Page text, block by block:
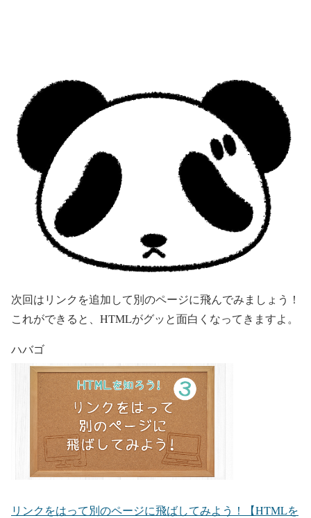
次回はリンクを追加して別のページに飛んでみましょう！
これができると、HTMLがグッと面白くなってきますよ。
ハバゴ
リンクをはって別のページに飛ばしてみよう！【HTMLを